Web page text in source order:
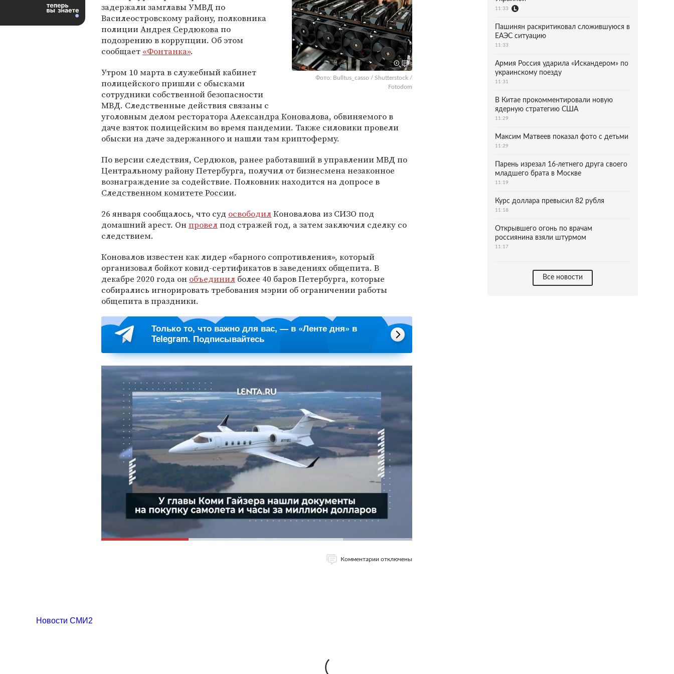
Фото: Bulltus_casso / Shutterstock /
Fotodom
задержали замглавы УМВД по
Василеостровскому району, полковника
полицииАндрея Сердюковапо
подозрению в коррупции. Об этом
сообщает «Фонтанка».
Утром 10 марта в служебный кабинет
полицейского пришли с обысками
сотрудники собственной безопасности
МВД. Следственные действия связаны с
уголовным делом ресторатораАлександра Коновалова, обвиняемого в
даче взяток полицейским во время пандемии. Также силовики провели
обыски на даче задержанного и нашли там криптоферму.
По версии следствия, Сердюков, ранее работавший в управлении МВД по
Центральному району Петербурга, получил от бизнесмена незаконное
вознаграждение за содействие. Полковник находится на допросе в
Следственном комитете России.
26 января сообщалось, что суд освободилКоновалова из СИЗО под
домашний арест. Онпровелпод стражей год, а затем заключил сделку со
следствием.
Коновалов известен как лидер «барного сопротивления», который
организовал бойкот ковид-сертификатов в заведениях общепита. В
декабре 2020 года он объединил более 40 баров Петербурга, которые
собирались игнорировать требования мэрии об ограничении работы
общепита в праздники.
Только то, что важно для вас, — в «Ленте дня» в
Telegram. Подписывайтесь
Комментарии отключены
11:33
Пашинян раскритиковал сложившуюся в
ЕАЭС ситуацию
11:33
Армия Россия ударила «Искандером» по
украинскому поезду
11:31
В Китае прокомментировали новую
ядерную стратегию США
11:29
Максим Матвеев показал фото с детьми
11:29
Парень изрезал 16-летнего друга своего
младшего брата в Москве
11:19
Курс доллара превысил 82 рубля
11:18
Открывшего огонь по врачам
россиянина взяли штурмом
11:17
Все новости
Новости СМИ2